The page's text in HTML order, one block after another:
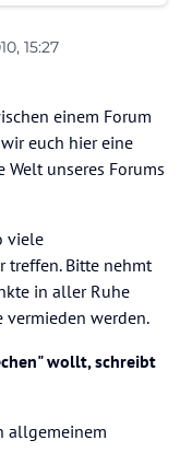
15:27
einem Forum
euch hier eine
unseres Forums
viele
treffen. Bitte nehmt
in aller Ruhe
vermieden werden.
wollt, schreibt
allgemeinem